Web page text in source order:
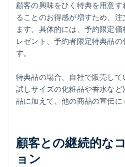
顧客の興味をひく特典を用意
ることのお得感が増すため、
ます。具体的には、予約限定
レゼント、予約者限定特典品
す。
特典品の場合、自社で販売し
試しサイズの化粧品や香水な
品に加えて、他の商品の宣伝に
顧客との継続的な
ョン